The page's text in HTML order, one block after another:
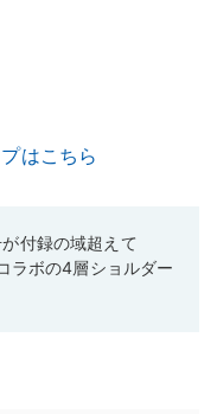
はこちら
付録の域超えて
ラボの4層ショルダー